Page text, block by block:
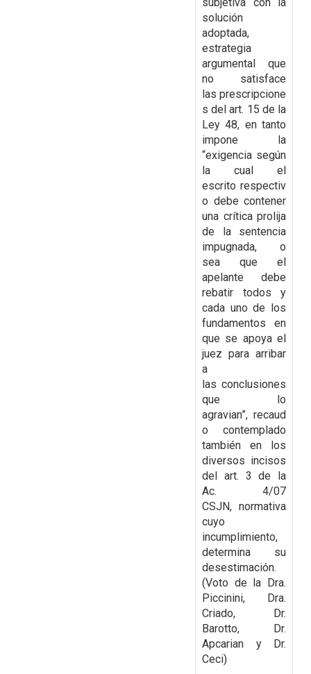
solución
adoptada,
estrategia
argumental que
no satisface
las prescripcione
s del art. 15 de la
Ley 48, en tanto
impone la
“exigencia según
la cual el
escrito respectiv
o debe contener
una crítica prolija
de la sentencia
impugnada, o
sea que el
apelante debe
rebatir todos y
cada uno de los
fundamentos en
que se apoya el
juez para arribar
a
las conclusiones
que lo
agravian”, recaud
o contemplado
también en los
diversos incisos
del art. 3 de la
Ac. 4/07
CSJN, normativa
cuyo
incumplimiento,
determina su
desestimación.
(Voto de la Dra.
Piccinini, Dra.
Criado, Dr.
Barotto, Dr.
Apcarian y Dr.
Ceci)